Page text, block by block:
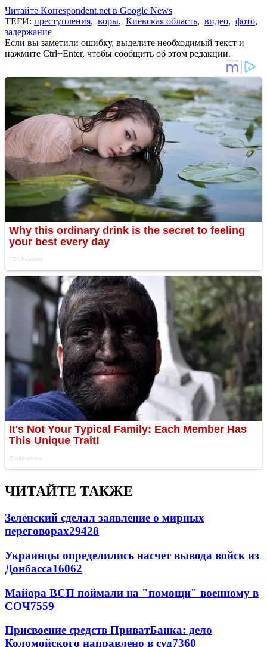
Читайте Korrespondent.net в Google News
ТЕГИ: преступления, воры, Киевская область, видео, фото,
задержание
Если вы заметили ошибку, выделите необходимый текст и
нажмите Ctrl+Enter, чтобы сообщить об этом редакции.
ЧИТАЙТЕ ТАКЖЕ
Зеленский сделал заявление о мирных
переговорах29428
Украинцы определились насчет вывода войск из
Донбасса16062
Майора ВСП поймали на "помощи" военному в
СОЧ7559
Присвоение средств ПриватБанка: дело
Коломойского направлено в суд7360